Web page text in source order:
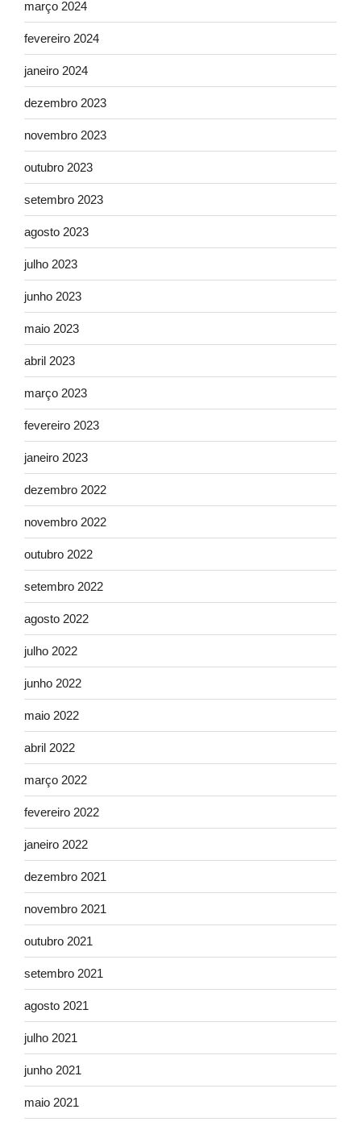
março 2024
fevereiro 2024
janeiro 2024
dezembro 2023
novembro 2023
outubro 2023
setembro 2023
agosto 2023
julho 2023
junho 2023
maio 2023
abril 2023
março 2023
fevereiro 2023
janeiro 2023
dezembro 2022
novembro 2022
outubro 2022
setembro 2022
agosto 2022
julho 2022
junho 2022
maio 2022
abril 2022
março 2022
fevereiro 2022
janeiro 2022
dezembro 2021
novembro 2021
outubro 2021
setembro 2021
agosto 2021
julho 2021
junho 2021
maio 2021